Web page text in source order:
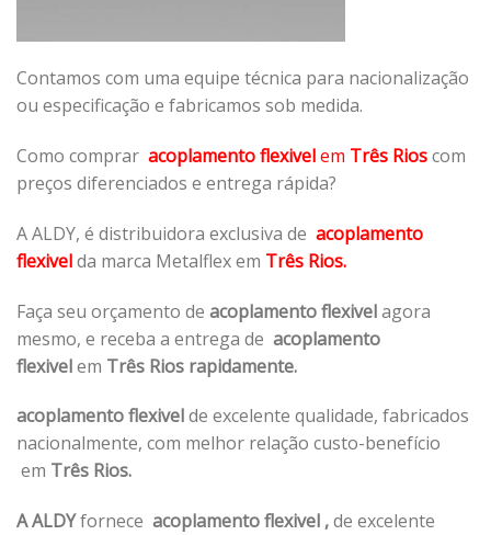
Contamos com uma equipe técnica para nacionalização
ou especificação e fabricamos sob medida.
Como comprar acoplamento flexivelem Três Rioscom
preços diferenciados e entrega rápida?
A ALDY, é distribuidora exclusiva de acoplamento
flexivelda marca Metalflex em Três Rios.
Faça seu orçamento de acoplamento flexivelagora
mesmo, e receba a entrega de acoplamento
flexivelem Três Rios rapidamente.
acoplamento flexivelde excelente qualidade, fabricados
nacionalmente, com melhor relação custo-benefício
em Três Rios.
A ALDYfornece acoplamento flexivel ,de excelente